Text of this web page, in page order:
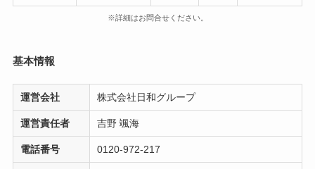
※詳細はお問合せください。
基本情報
運営会社 株式会社日和グループ
運営責任者 吉野 颯海
電話番号 0120-972-217